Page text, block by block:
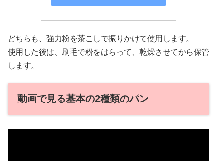
どちらも、強力粉を茶こしで振りかけて使用します。
使用した後は、刷毛で粉をはらって、乾燥させてから保管
します。
動画で見る基本の2種類のパン